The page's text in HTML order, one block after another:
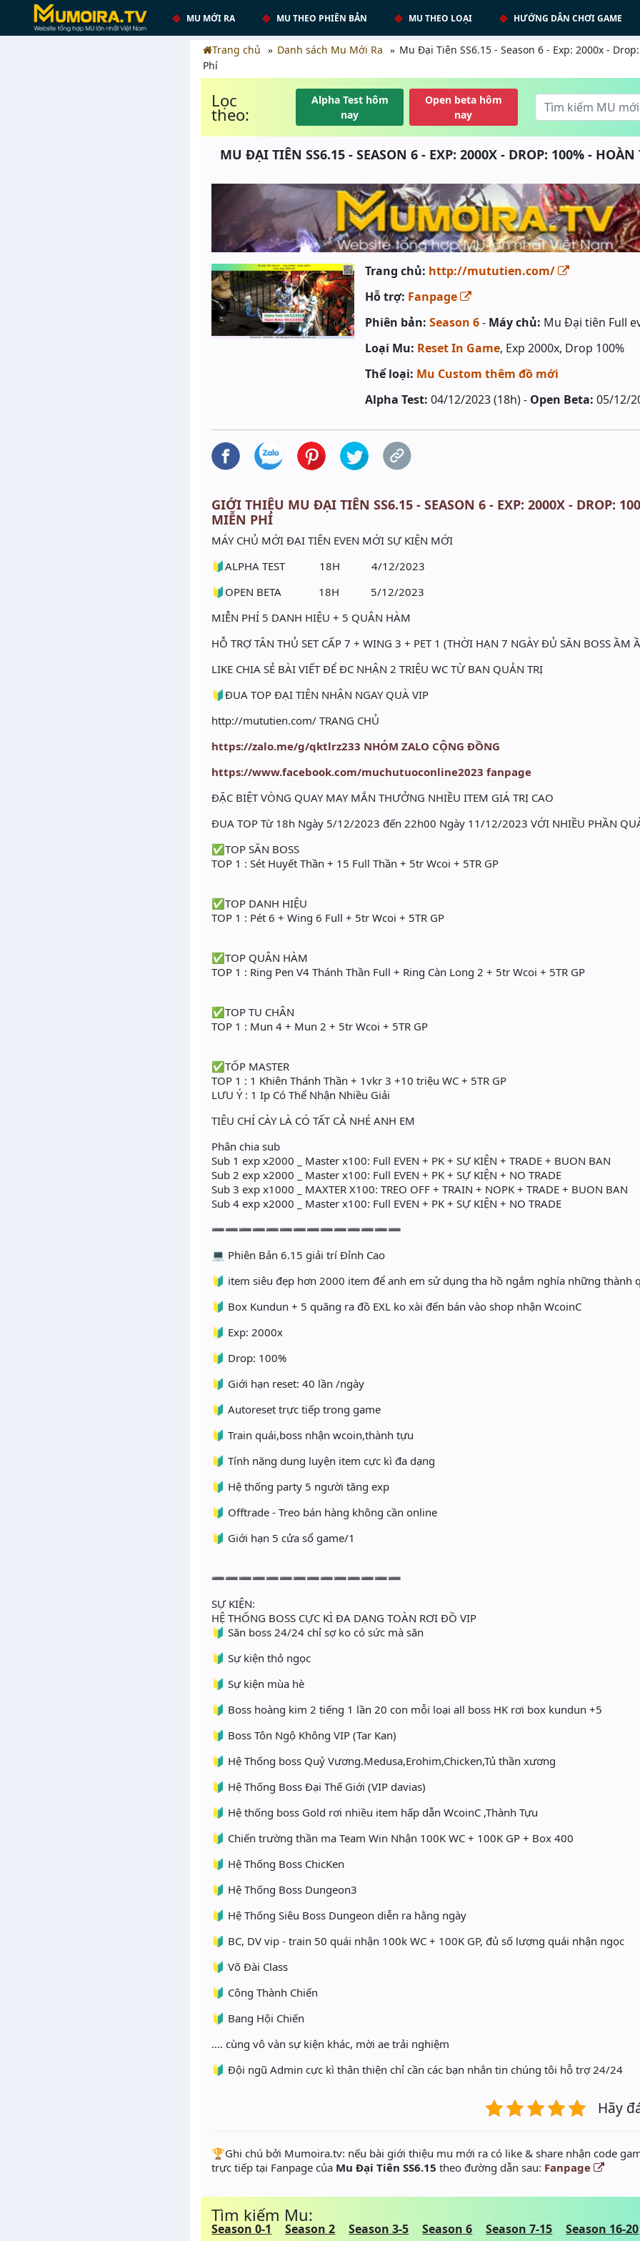
MU MỚI RA MU THEO PHIÊN BẢN MU THEO LOẠI HƯỚNG DẪN CHƠI GAME
Trang chủ Danh sách Mu Mới Ra
Mu Đại Tiên SS6.15 - Season 6 - Exp: 2000x -
Phí
Lọc
theo:
Alpha Test hôm
nay
Open beta hôm
nay
MU ĐẠI TIÊN SS6.15 - SEASON 6 - EXP: 2000X - DROP: 100% -
Trang chủ: http://mututien.com/
Hỗ trợ: Fanpage
Phiên bản: Season 6- Máy chủ: Mu Đại tiên Full
Loại Mu: Reset In Game, Exp 2000x, Drop 100%
Thể loại: Mu Custom thêm đồ mới
Alpha Test: 04/12/2023 (18h) - Open Beta: 05/12/
GIỚI THIỆU MU ĐẠI TIÊN SS6.15 - SEASON 6 - EXP: 2000X - DROP:
MIỄN PHÍ
MÁY CHỦ MỚI ĐẠI TIÊN EVEN MỚI SỰ KIỆN MỚI
🔰ALPHA TEST 18H 4/12/2023
🔰OPEN BETA 18H 5/12/2023
MIỄN PHÍ 5 DANH HIỆU + 5 QUÂN HÀM
HỖ TRỢ TÂN THỦ SET CẤP 7 + WING 3 + PET 1 (THỜI HẠN 7 NGÀY ĐỦ SĂN BOSS ẦM
LIKE CHIA SẺ BÀI VIẾT ĐỂ ĐC NHẬN 2 TRIỆU WC TỪ BAN QUẢN TRỊ
🔰ĐUA TOP ĐẠI TIÊN NHẬN NGAY QUÀ VIP
http://mututien.com/ TRANG CHỦ
https://zalo.me/g/qktlrz233 NHÓM ZALO CỘNG ĐỒNG
https://www.facebook.com/muchutuoconline2023 fanpage
ĐẶC BIỆT VÒNG QUAY MAY MẮN THƯỞNG NHIỀU ITEM GIÁ TRỊ CAO
ĐUA TOP Từ 18h Ngày 5/12/2023 đến 22h00 Ngày 11/12/2023 VỚI NHIỀU PHẦN
✅TOP SĂN BOSS
TOP 1 : Sét Huyết Thần + 15 Full Thần + 5tr Wcoi + 5TR GP
✅TOP DANH HIỆU
TOP 1 : Pét 6 + Wing 6 Full + 5tr Wcoi + 5TR GP
✅TOP QUÂN HÀM
TOP 1 : Ring Pen V4 Thánh Thần Full + Ring Càn Long 2 + 5tr Wcoi + 5TR GP
✅TOP TU CHÂN
TOP 1 : Mun 4 + Mun 2 + 5tr Wcoi + 5TR GP
✅TỐP MASTER
TOP 1 : 1 Khiên Thánh Thần + 1vkr 3 +10 triệu WC + 5TR GP
LƯU Ý : 1 Ip Có Thể Nhận Nhiều Giải
TIÊU CHÍ CÀY LÀ CÓ TẤT CẢ NHÉ ANH EM
Phân chia sub
Sub 1 exp x2000 _ Master x100: Full EVEN + PK + SỰ KIỆN + TRADE + BUON BAN
Sub 2 exp x2000 _ Master x100: Full EVEN + PK + SỰ KIỆN + NO TRADE
Sub 3 exp x1000 _ MAXTER X100: TREO OFF + TRAIN + NOPK + TRADE + BUON BAN
Sub 4 exp x2000 _ Master x100: Full EVEN + PK + SỰ KIỆN + NO TRADE
➖➖➖➖➖➖➖➖➖➖➖➖➖➖
💻 Phiên Bản 6.15 giải trí Đỉnh Cao
🔰 item siêu đẹp hơn 2000 item để anh em sử dụng tha hồ ngắm nghía những thành
🔰 Box Kundun + 5 quăng ra đồ EXL ko xài đến bán vào shop nhận WcoinC
🔰 Exp: 2000x
🔰 Drop: 100%
🔰 Giới hạn reset: 40 lần /ngày
🔰 Autoreset trực tiếp trong game
🔰 Train quái,boss nhận wcoin,thành tựu
🔰 Tính năng dung luyện item cực kì đa dạng
🔰 Hệ thống party 5 người tăng exp
🔰 Offtrade - Treo bán hàng không cần online
🔰 Giới hạn 5 cửa sổ game/1
➖➖➖➖➖➖➖➖➖➖➖➖➖➖
SỰ KIỆN:
HỆ THỐNG BOSS CỰC KÌ ĐA DẠNG TOÀN RƠI ĐỒ VIP
🔰 Săn boss 24/24 chỉ sợ ko có sức mà săn
🔰 Sự kiện thỏ ngọc
🔰 Sự kiện mùa hè
🔰 Boss hoàng kim 2 tiếng 1 lần 20 con mỗi loại all boss HK rơi box kundun +5
🔰 Boss Tôn Ngộ Không VIP (Tar Kan)
🔰 Hệ Thống boss Quỷ Vương.Medusa,Erohim,Chicken,Tủ thần xương
🔰 Hệ Thống Boss Đại Thế Giới (VIP davias)
🔰 Hệ thống boss Gold rơi nhiều item hấp dẫn WcoinC ,Thành Tựu
🔰 Chiến trường thần ma Team Win Nhận 100K WC + 100K GP + Box 400
🔰 Hệ Thống Boss ChicKen
🔰 Hệ Thống Boss Dungeon3
🔰 Hệ Thống Siêu Boss Dungeon diễn ra hằng ngày
🔰 BC, DV vip - train 50 quái nhận 100k WC + 100K GP, đủ số lượng quái nhận ngọc
🔰 Võ Đài Class
🔰 Công Thành Chiến
🔰 Bang Hội Chiến
.... cùng vô vàn sự kiện khác, mời ae trải nghiệm
🔰 Đội ngũ Admin cực kì thân thiện chỉ cần các bạn nhắn tin chúng tôi hỗ trợ 24/24
Hãy
️🏆Ghi chú bởi Mumoira.tv: nếu bài giới thiệu mu mới ra có like & share nhận code
trực tiếp tại Fanpage của Mu Đại Tiên SS6.15theo đường dẫn sau: Fanpage
Tìm kiếm Mu:
Season 0-1 Season 2 Season 3-5 Season 6 Season 7-15 Season 16-20